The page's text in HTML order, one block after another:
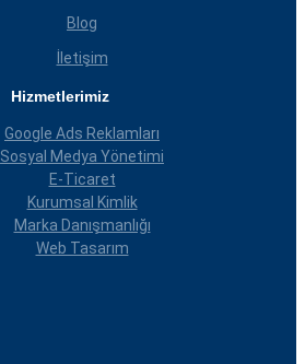
Blog
İletişim
Hizmetlerimiz
Google Ads Reklamları
Sosyal Medya Yönetimi
E-Ticaret
Kurumsal Kimlik
Marka Danışmanlığı
Web Tasarım